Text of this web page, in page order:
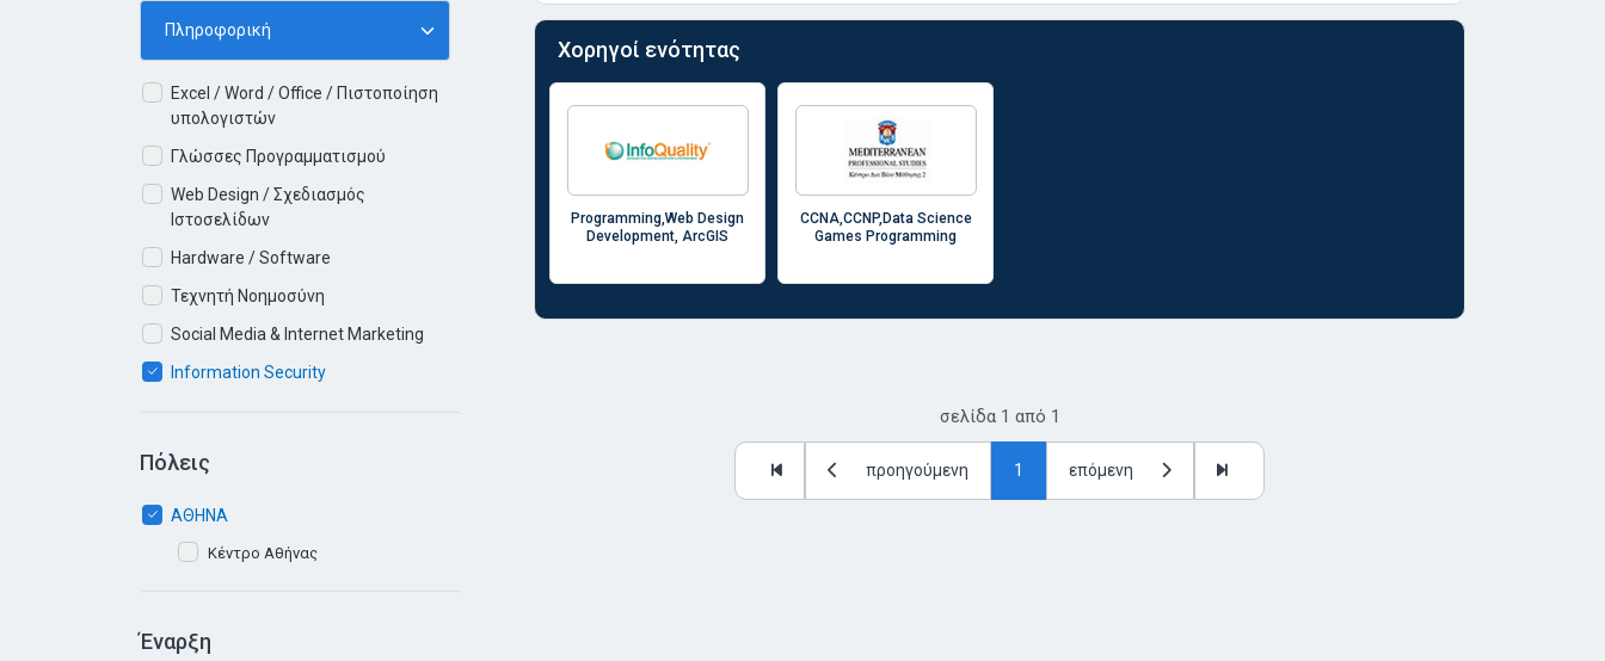
Excel / Word / Office / Πιστοποίηση
υπολογιστών
Γλώσσες Προγραμματισμού
Web Design / Σχεδιασμός
Ιστοσελίδων
Hardware / Software
Τεχνητή Νοημοσύνη
Social Media & Internet Marketing
Information Security
Πόλεις
ΑΘΗΝΑ
Κέντρο Αθήνας
Έναρξη
Χορηγοί ενότητας
Programming,Web Design
Development, ArcGIS
CCNA,CCNP,Data Science
Games Programming
σελίδα 1 από 1
προηγούμενη 1 επόμενη